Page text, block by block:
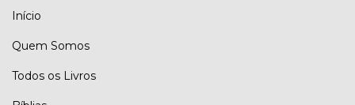
Início
Quem Somos
Todos os Livros